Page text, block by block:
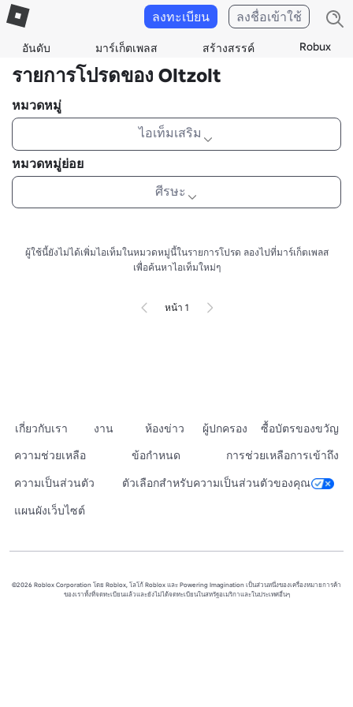
อันดับ มาร์เก็ตเพลส สร้างสรรค์ Robux
ลงทะเบียน ลงชื่อเข้าใช้
รายการโปรดของ Oltzolt
หมวดหมู่
ไอเท็มเสริม
หมวดหมู่ย่อย
ศีรษะ
ผู้ใช้นี้ยังไม่ได้เพิ่มไอเท็มในหมวดหมู่นี้ในรายการโปรด ลองไปที่มาร์เก็ตเพลส
เพื่อค้นหาไอเท็มใหม่ๆ
หน้า 1
เกี่ยวกับเรา งาน ห้องข่าว ผู้ปกครอง
ซื้อบัตรของขวัญ
ความช่วยเหลือ
ข้อกำหนด
การช่วยเหลือการเข้าถึง
ความเป็นส่วนตัว
ตัวเลือกสำหรับความเป็นส่วนตัวของคุณ
แผนผังเว็บไซต์
©2026 Roblox Corporation โดย Roblox, โลโก้ Roblox และ Powering Imagination เป็นส่วนหนึ่งของเครื่องหมายการค้า
ของเราทั้งที่จดทะเบียนแล้วและยังไม่ได้จดทะเบียนในสหรัฐอเมริกาและในประเทศอื่นๆ